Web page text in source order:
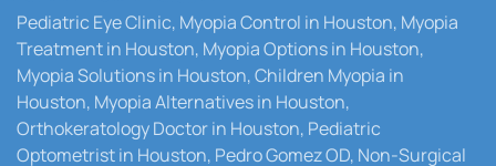
Pediatric Eye Clinic, Myopia Control in Houston, Myopia
Treatment in Houston, Myopia Options in Houston,
Myopia Solutions in Houston, Children Myopia in
Houston, Myopia Alternatives in Houston,
Orthokeratology Doctor in Houston, Pediatric
Optometrist in Houston, Pedro Gomez OD, Non-Surgical